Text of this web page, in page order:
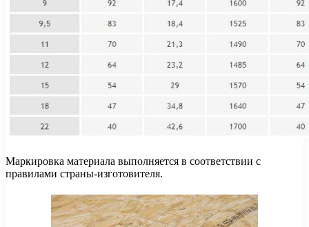
Маркировка материала выполняется в соответствии с
правилами страны-изготовителя.